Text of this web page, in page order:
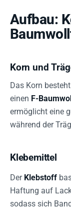
Aufbau:
Korn und
Das Korn
einen F-
ermöglicht eine
während der
Klebemittel
Der Klebstoff
Haftung auf
sodass sich